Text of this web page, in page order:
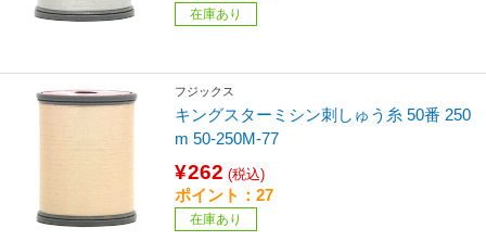
在庫あり
フジックス
キングスターミシン刺しゅう糸 50番 250
m 50-250M-77
¥262 (税込)
ポイント：27
在庫あり